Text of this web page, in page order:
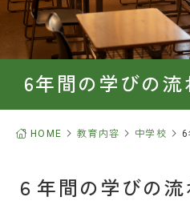
学校生活
高校入学案内
FAQ
6年間の学びの流
HOME 教育内容 中学校 6
６年間の学びの流